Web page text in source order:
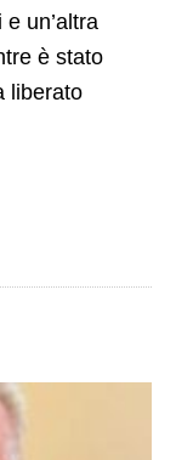
un’altra
è stato
liberato